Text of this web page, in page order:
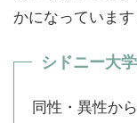
かになっています
シドニー大
同性・異性か